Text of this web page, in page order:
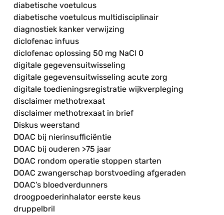
diabetische voetulcus
diabetische voetulcus multidisciplinair
diagnostiek kanker verwijzing
diclofenac infuus
diclofenac oplossing 50 mg NaCl 0
digitale gegevensuitwisseling
digitale gegevensuitwisseling acute zorg
digitale toedieningsregistratie wijkverpleging
disclaimer methotrexaat
disclaimer methotrexaat in brief
Diskus weerstand
DOAC bij nierinsufficiëntie
DOAC bij ouderen >75 jaar
DOAC rondom operatie stoppen starten
DOAC zwangerschap borstvoeding afgeraden
DOAC’s bloedverdunners
droogpoederinhalator eerste keus
druppelbril